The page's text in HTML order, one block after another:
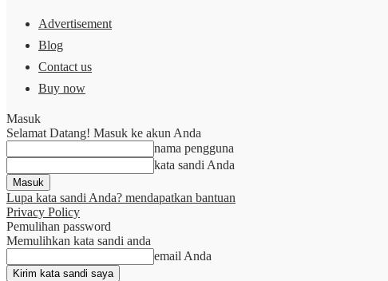
Advertisement
Blog
Contact us
Buy now
Masuk
Selamat Datang! Masuk ke akun Anda
nama pengguna
kata sandi Anda
Lupa kata sandi Anda? mendapatkan bantuan
Privacy Policy
Pemulihan password
Memulihkan kata sandi anda
email Anda